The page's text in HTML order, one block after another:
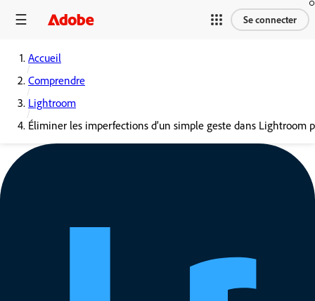
Se connecter
Accueil
Comprendre
Lightroom
Éliminer les imperfections d’un simple geste dans Lightroom